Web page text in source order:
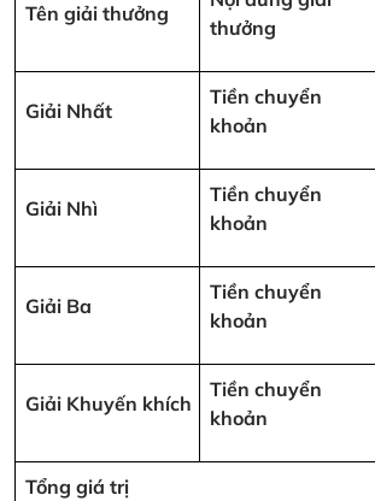
Tên giải thưởng
thưởng
Giải Nhất
Tiền chuyển
khoản
Giải Nhì
Tiền chuyển
khoản
Giải Ba
Tiền chuyển
khoản
Giải Khuyến khích
Tiền chuyển
khoản
Tổng giá trị